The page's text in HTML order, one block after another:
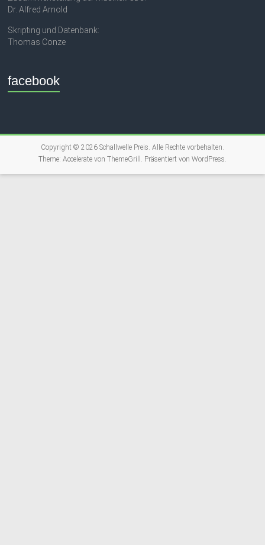
Dr. Alfred Arnold
Skripting und Datenbank:
Thomas Conze
facebook
Copyright © 2026 Schallwelle Preis. Alle Rechte vorbehalten.
Theme: Acceleratevon ThemeGrill. Präsentiert von WordPress.